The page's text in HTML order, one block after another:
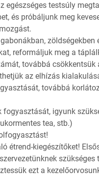
egészséges testsúly
és próbáljunk meg
reformáljuk meg a
továbbá
az elhízás
továbbá
igyunk
tea, stb.)
étrend-kiegészítőket!
ezt a